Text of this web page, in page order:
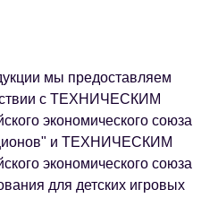
мы предоставляем
с ТЕХНИЧЕСКИМ
экономического союза
и ТЕХНИЧЕСКИМ
экономического союза
для детских игровых